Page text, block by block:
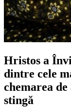
Hristos a
dintre cele
chemarea de
stingă